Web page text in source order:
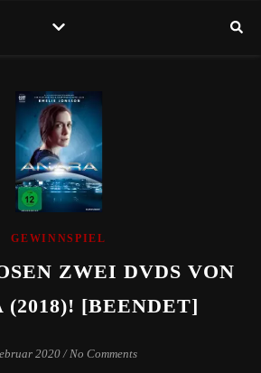
GEWINNSPIEL
ZWEI DVDS VON
(2018)! [BEENDET]
2020 / No Comments